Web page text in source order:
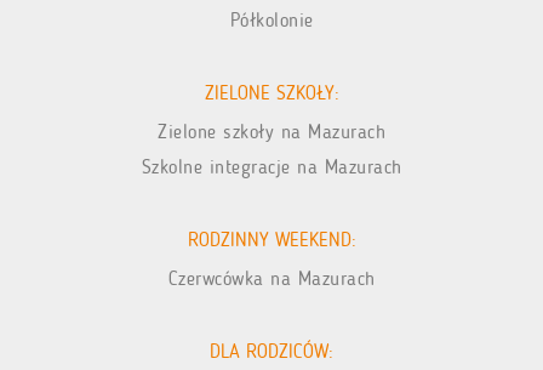
Półkolonie
ZIELONE SZKOŁY:
Zielone szkoły na Mazurach
Szkolne integracje na Mazurach
RODZINNY WEEKEND:
Czerwcówka na Mazurach
DLA RODZICÓW: